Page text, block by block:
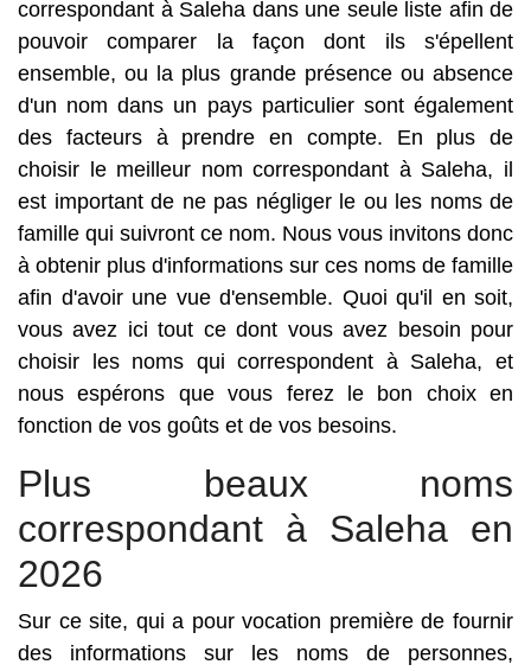
correspondant à Saleha dans une seule liste afin de
pouvoir comparer la façon dont ils s'épellent
ensemble, ou la plus grande présence ou absence
d'un nom dans un pays particulier sont également
des facteurs à prendre en compte. En plus de
choisir le meilleur nom correspondant à Saleha, il
est important de ne pas négliger le ou les noms de
famille qui suivront ce nom. Nous vous invitons donc
à obtenir plus d'informations sur ces noms de famille
afin d'avoir une vue d'ensemble. Quoi qu'il en soit,
vous avez ici tout ce dont vous avez besoin pour
choisir les noms qui correspondent à Saleha, et
nous espérons que vous ferez le bon choix en
fonction de vos goûts et de vos besoins.
Plus beaux noms
correspondant à Saleha en
2026
Sur ce site, qui a pour vocation première de fournir
des informations sur les noms de personnes,